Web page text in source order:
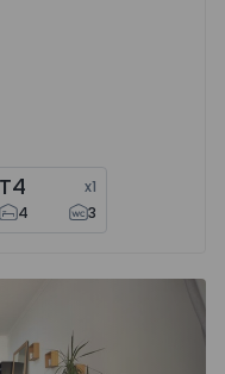
T4 x1
4
3
- 1572464 - 1